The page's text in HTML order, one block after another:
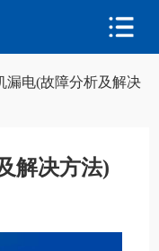
漏电(故障分析及解决
解决方法)